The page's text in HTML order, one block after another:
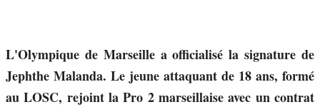
L'Olympique de Marseille a officialisé la signature de
Jephthe Malanda. Le jeune attaquant de 18 ans, formé
au LOSC, rejoint la Pro 2 marseillaise avec un contrat